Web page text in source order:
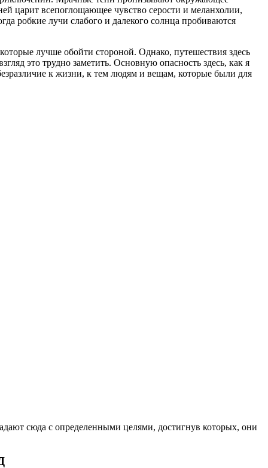
царит всепоглощающее чувство серости и меланхолии,
робкие лучи слабого и далекого солнца пробиваются
лучше обойти стороной. Однако, путешествия здесь
это трудно заметить. Основную опасность здесь, как я
к жизни, к тем людям и вещам, которые были для
сюда с определенными целями, достигнув которых, они